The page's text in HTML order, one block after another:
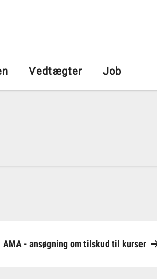
Vedtægter Job
AMA - ansøgning om tilskud til kurser